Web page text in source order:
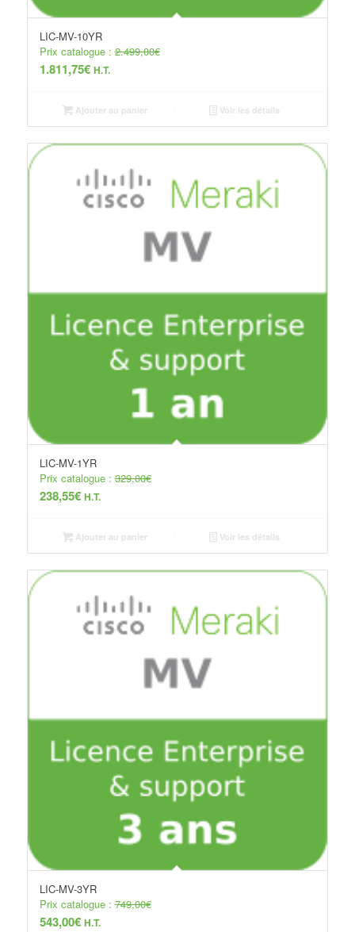
LIC-MV-10YR
Prix catalogue :2.499,00€
1.811,75€ H.T.
Ajouter au panier Voir les détails
LIC-MV-1YR
Prix catalogue :329,00€
238,55€ H.T.
Ajouter au panier Voir les détails
LIC-MV-3YR
Prix catalogue :749,00€
543,00€ H.T.